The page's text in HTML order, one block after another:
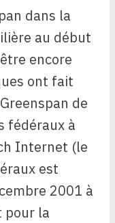
dans la
au début
encore
ont fait
de
fédéraux à
Internet (le
est
2001 à
pour la